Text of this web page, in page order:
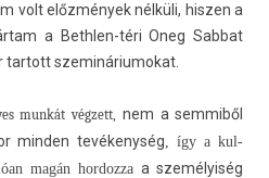
volt előzmények nélküli, hisz­en a
a Bethlen-téri Oneg Sab­bat
tar­tott szemináriumokat.
munkát végzett, nem a sem­miből
mind­en tevékenység, így a kul­
magán hor­dozza a személyiség